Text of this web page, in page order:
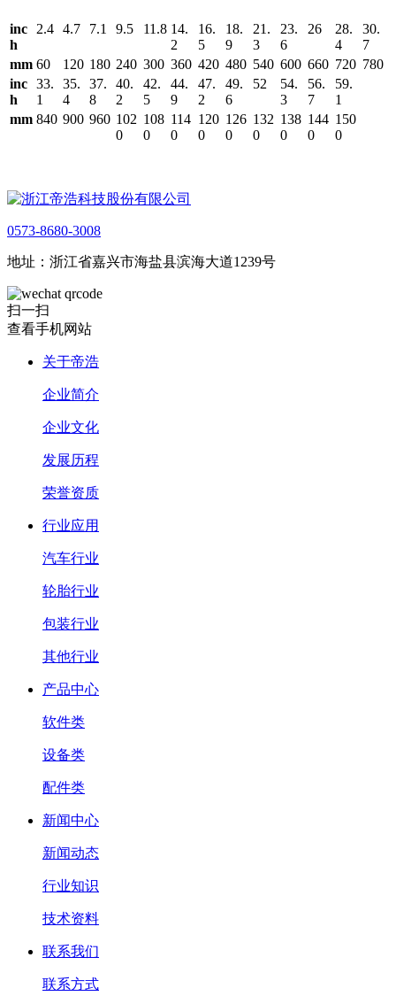
inc
h
2.4 4.7 7.1 9.5 11.8 14.
2
16.
5
18.
9
21.
3
23.
6
26
28.
4
30.
7
mm 60 120 180 240 300 360 420 480 540 600 660 720 780
inc
h
33.
1
35.
4
37.
8
40.
2
42.
5
44.
9
47.
2
49.
6
52
54.
3
56.
7
59.
1
mm 840 900 960 102
0
108
0
114
0
120
0
126
0
132
0
138
0
144
0
150
0
0573-8680-3008
地址：浙江省嘉兴市海盐县滨海大道1239号
扫一扫
查看手机网站
关于帝浩
企业简介
企业文化
发展历程
荣誉资质
行业应用
汽车行业
轮胎行业
包装行业
其他行业
产品中心
软件类
设备类
配件类
新闻中心
新闻动态
行业知识
技术资料
联系我们
联系方式